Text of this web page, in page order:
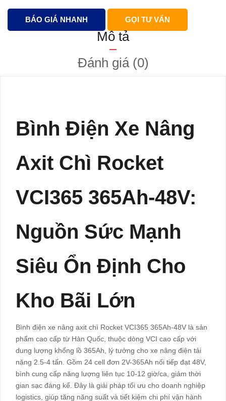
BÁO GIÁ NHANH GỌI TƯ VẤN
Mô tả
Đánh giá (0)
Bình Điện Xe Nâng
Axit Chì Rocket
VCI365 365Ah-48V:
Nguồn Sức Mạnh
Siêu Ổn Định Cho
Kho Bãi Lớn
Bình điện xe nâng axit chì Rocket VCI365 365Ah-48V là sản
phẩm cao cấp từ Hàn Quốc, thuộc dòng VCI cao cấp với
dung lượng khổng lồ 365Ah, lý tưởng cho xe nâng điện tải
nặng 2.5-4 tấn. Gồm 24 cell đơn 2V-365Ah nối tiếp đạt 48V,
bình cung cấp năng lượng liên tục 10-12 giờ/ca, giảm thời
gian sạc đáng kể. Đây là giải pháp tối ưu cho doanh nghiệp
logistics, giúp tăng năng suất và tiết kiệm chi phí vận hành